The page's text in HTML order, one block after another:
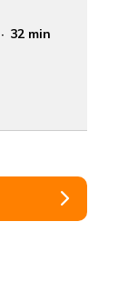
32 min